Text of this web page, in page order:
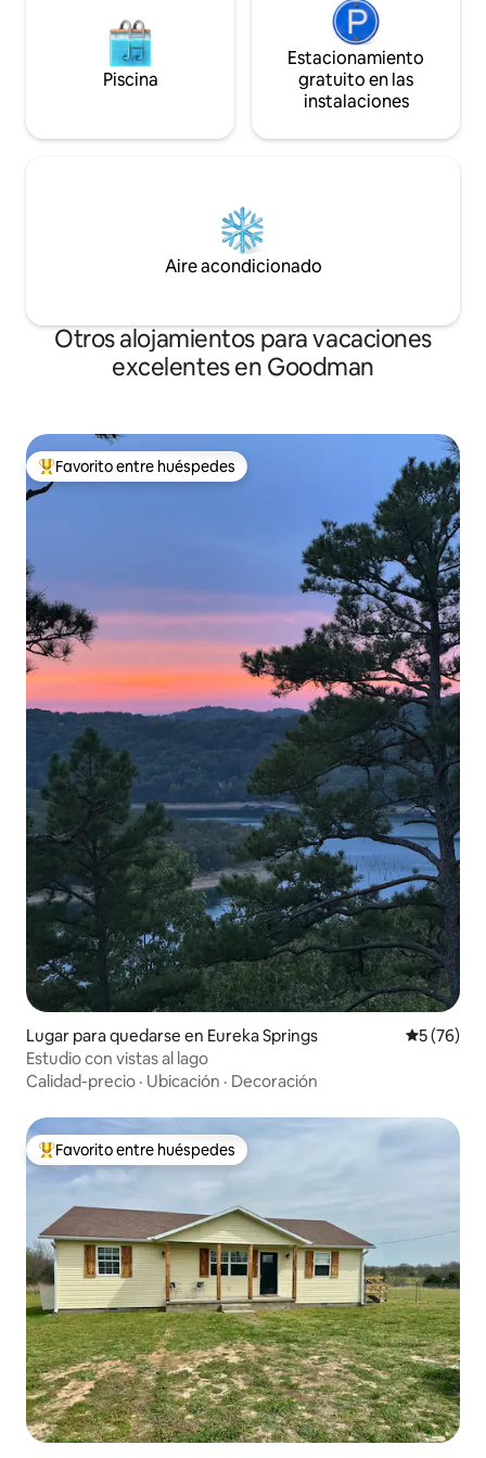
Piscina
Estacionamiento
gratuito en las
instalaciones
Aire acondicionado
Otros alojamientos para vacaciones
excelentes en Goodman
Favorito entre huéspedes preferido
Favorito entre huéspedes
Lugar para quedarse en Eureka Springs
5 (76)
Estudio con vistas al lago
Calidad-precio · Ubicación · Decoración
Favorito entre huéspedes preferido
Favorito entre huéspedes